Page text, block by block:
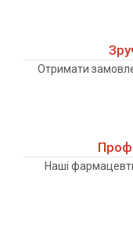
Отримати
Наші